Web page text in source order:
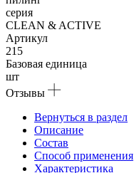
серия
CLEAN & ACTIVE
Артикул
215
Базовая единица
шт
Отзывы
Вернуться в раздел
Описание
Состав
Способ применения
Характеристика